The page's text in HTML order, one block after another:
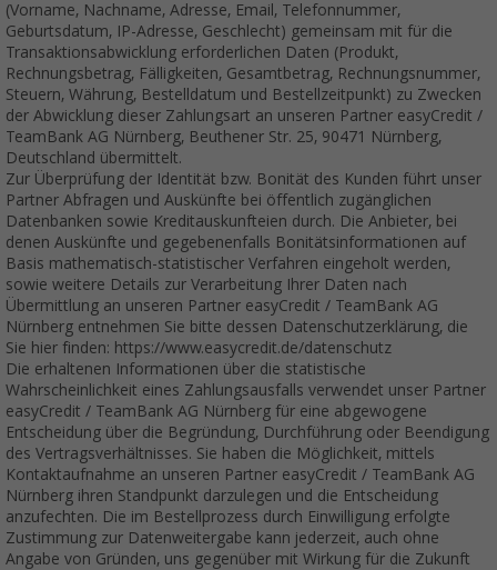
(Vorname, Nachname, Adresse, Email, Telefonnummer,
Geburtsdatum, IP-Adresse, Geschlecht) gemeinsam mit für die
Transaktionsabwicklung erforderlichen Daten (Produkt,
Rechnungsbetrag, Fälligkeiten, Gesamtbetrag, Rechnungsnummer,
Steuern, Währung, Bestelldatum und Bestellzeitpunkt) zu Zwecken
der Abwicklung dieser Zahlungsart an unseren Partner easyCredit /
TeamBank AG Nürnberg, Beuthener Str. 25, 90471 Nürnberg,
Deutschland übermittelt.
Zur Überprüfung der Identität bzw. Bonität des Kunden führt unser
Partner Abfragen und Auskünfte bei öffentlich zugänglichen
Datenbanken sowie Kreditauskunfteien durch. Die Anbieter, bei
denen Auskünfte und gegebenenfalls Bonitätsinformationen auf
Basis mathematisch-statistischer Verfahren eingeholt werden,
sowie weitere Details zur Verarbeitung Ihrer Daten nach
Übermittlung an unseren Partner easyCredit / TeamBank AG
Nürnberg entnehmen Sie bitte dessen Datenschutzerklärung, die
Sie hier finden: https://www.easycredit.de/datenschutz
Die erhaltenen Informationen über die statistische
Wahrscheinlichkeit eines Zahlungsausfalls verwendet unser Partner
easyCredit / TeamBank AG Nürnberg für eine abgewogene
Entscheidung über die Begründung, Durchführung oder Beendigung
des Vertragsverhältnisses. Sie haben die Möglichkeit, mittels
Kontaktaufnahme an unseren Partner easyCredit / TeamBank AG
Nürnberg ihren Standpunkt darzulegen und die Entscheidung
anzufechten. Die im Bestellprozess durch Einwilligung erfolgte
Zustimmung zur Datenweitergabe kann jederzeit, auch ohne
Angabe von Gründen, uns gegenüber mit Wirkung für die Zukunft